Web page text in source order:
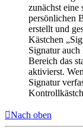
zunächst eine
persönlichen
erstellt und
Kästchen
Signatur
Bereich das
aktivierst.
Signatur
Nach oben